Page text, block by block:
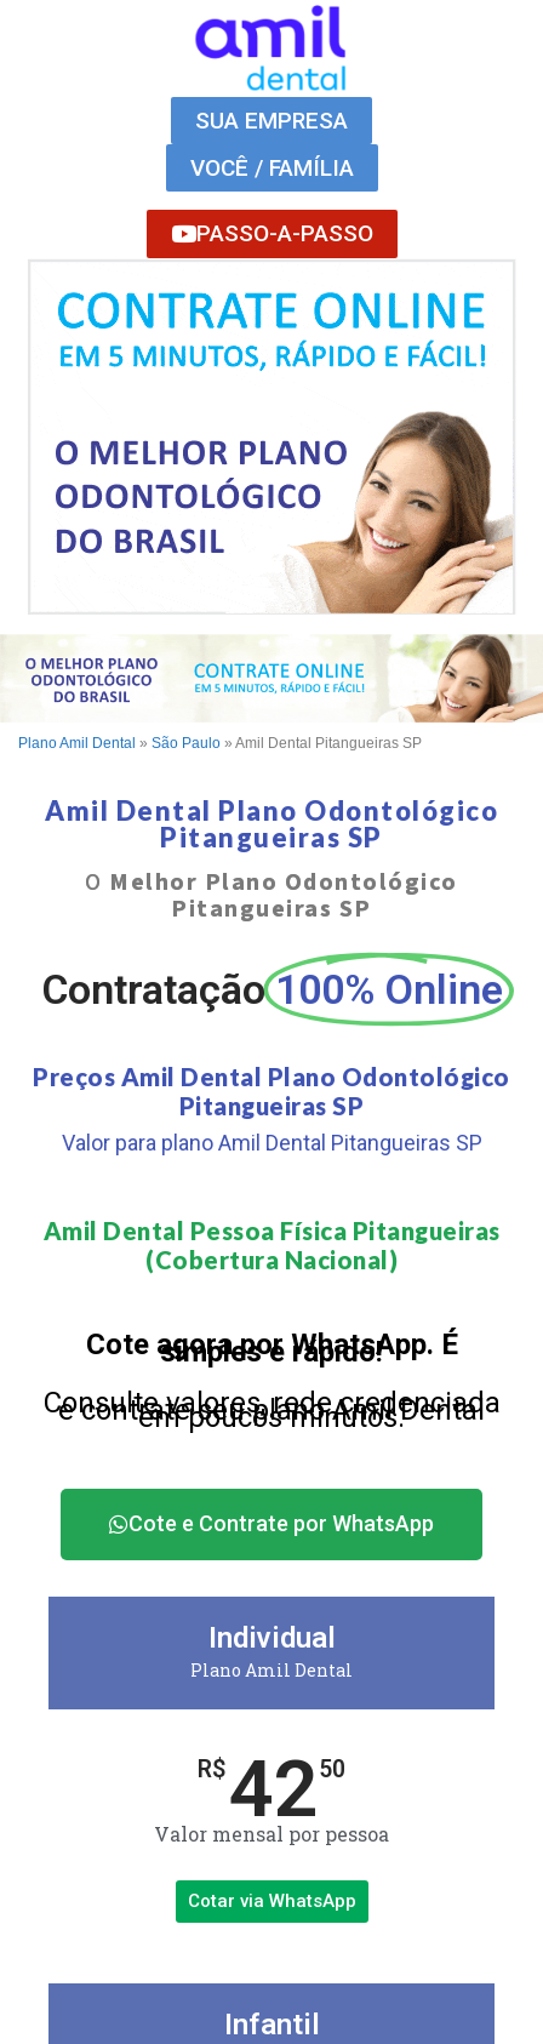
SUA EMPRESA
VOCÊ / FAMÍLIA
PASSO-A-PASSO
Plano Amil Dental » São Paulo » Amil Dental Pitangueiras SP
Amil Dental Plano Odontológico
Pitangueiras SP
O Melhor Plano Odontológico
Pitangueiras SP
Contratação 100% Online
Preços Amil Dental Plano Odontológico
Pitangueiras SP
Valor para plano Amil Dental Pitangueiras SP
Amil Dental Pessoa Física Pitangueiras
(Cobertura Nacional)​
Cote agora por WhatsApp. É
simples e rápido!
Consulte valores, rede credenciada
e contrate seu plano Amil Dental
em poucos minutos.
Cote e Contrate por WhatsApp
Individual
Plano Amil Dental
R$4250
Valor mensal por pessoa
Cotar via WhatsApp
Infantil